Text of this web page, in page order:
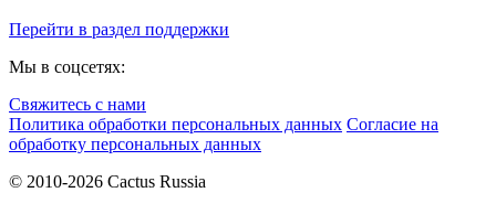
Перейти в раздел поддержки
Мы в соцсетях:
Свяжитесь с нами
Политика обработки персональных данных Согласие на
обработку персональных данных
© 2010-2026 Cactus Russia